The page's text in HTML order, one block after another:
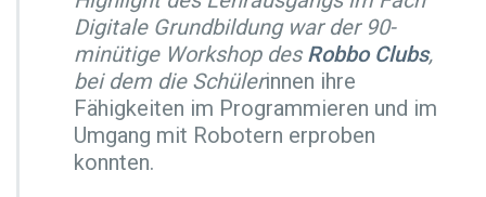
m
i
e
t
Digitale Grundbildung war der 90-
minütige Workshop des Robbo Clubs,
bei dem die Schülerinnen ihre
Fähigkeiten im Programmieren und im
Umgang mit Robotern erproben
konnten.